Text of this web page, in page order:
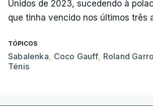
Unidos de 2023, sucedendo à
que tinha vencido nos últimos três
TÓPICOS
Sabalenka, Coco Gauff, Roland
Ténis